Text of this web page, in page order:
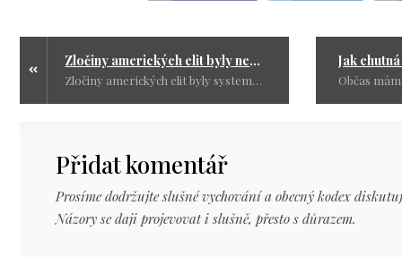
Zločiny amerických elit byly nemilosrdné
Zločiny amerických
Přidat komentář
Prosíme dodržujte slušné vychování a obecný kodex
Názory se daji projevovat i slušně, přesto s důrazem.